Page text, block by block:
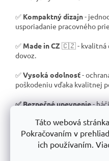
Táto webová
Pokračovaním v
ich používaním.
✅ Kompaktný dizajn-
usporiadanie pracovného
✅ Made in CZ 🇨🇿 - kvalitná
dovoz.
✅Vysoká odolnosť-
poškodeniu vďaka kvalitnej
✅ Bezpečné upevnenie-
Prečo si vybrať kovové